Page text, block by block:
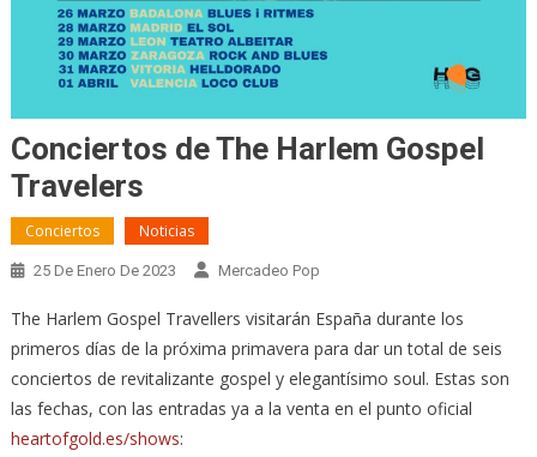
Conciertos de The Harlem Gospel
Travelers
Conciertos Noticias
25 De Enero De 2023 Mercadeo Pop
The Harlem Gospel Travellers visitarán España durante los
primeros días de la próxima primavera para dar un total de seis
conciertos de revitalizante gospel y elegantísimo soul. Estas son
las fechas, con las entradas ya a la venta en el punto oficial
heartofgold.es/shows: